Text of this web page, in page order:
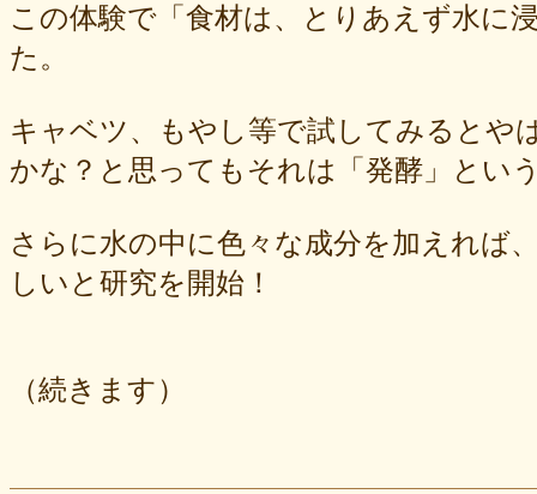
この体験で「食材は、とりあえず水に
た。
キャベツ、もやし等で試してみるとや
かな？と思ってもそれは「発酵」とい
さらに水の中に色々な成分を加えれば
しいと研究を開始！
（続きます）